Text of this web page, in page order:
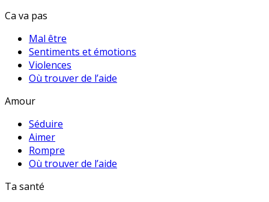
Ca va pas
Mal être
Sentiments et émotions
Violences
Où trouver de l’aide
Amour
Séduire
Aimer
Rompre
Où trouver de l’aide
Ta santé